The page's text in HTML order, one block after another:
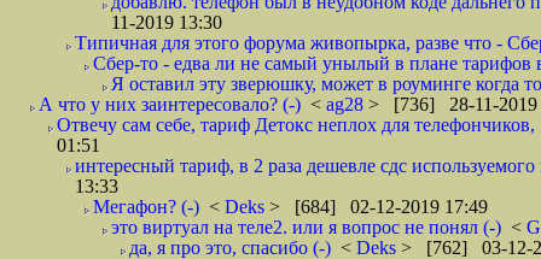
11-2019 13:30
Типичная для этого форума живопырка, разве что -
Сбер-то - едва ли не самый унылый в плане тарифов
Я оставил эту зверюшку, может в роуминге когда
А что у них заинтересовало? (-) < ag28 > [736] 28-11-2019
Отвечу сам себе, тариф Детокс неплох для
01:51
интересный тариф, в 2 раза дешевле сдс
13:33
Мегафон? (-) < Deks > [684] 02-12-2019 17:49
это виртуал на теле2. или я вопрос не понял (-) <
да, я про это, спасибо (-) < Deks > [762] 03-12-